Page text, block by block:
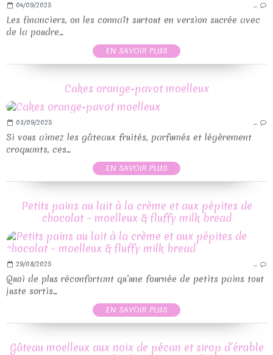
04/09/2025 …
Les financiers, on les connaît surtout en version sucrée avec
de la poudre...
EN SAVOIR PLUS
Cakes orange-pavot moelleux
03/09/2025 …
Si vous aimez les gâteaux fruités, parfumés et légèrement
croquants, ces...
EN SAVOIR PLUS
Petits pains au lait à la crème et aux pépites de
chocolat – moelleux & fluffy milk bread
29/08/2025 …
Quoi de plus réconfortant qu’une fournée de petits pains tout
juste sortis...
EN SAVOIR PLUS
Gâteau moelleux aux noix de pécan et sirop d’érable